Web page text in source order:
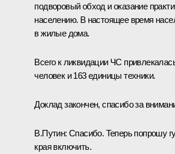
подворовый обход и оказание
населению. В настоящее время
в жилые дома.
Всего к ликвидации ЧС
человек и 163 единицы техники.
Доклад закончен, спасибо за
В.Путин: Спасибо. Теперь попрошу
края включить.